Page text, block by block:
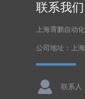
联系我们
上海霄鹏自动
公司地址：上
联系人